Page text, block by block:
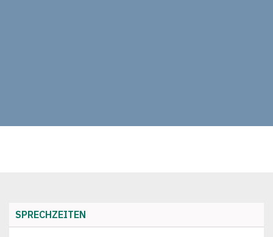
SPRECHZEITEN